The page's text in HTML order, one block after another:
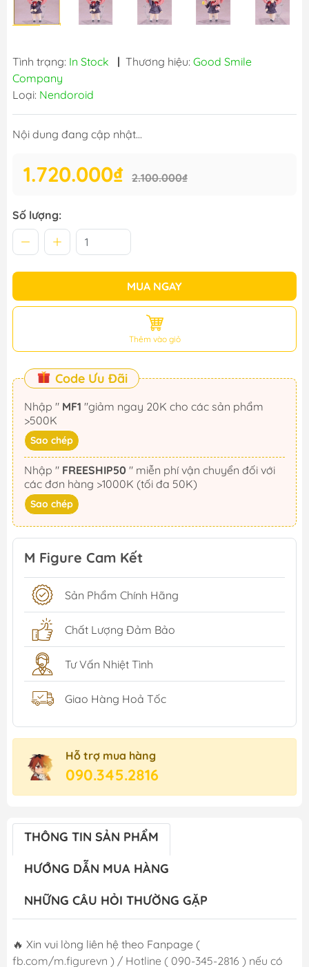
Tình trạng: In Stock | Thương hiệu: Good Smile
Company
Loại: Nendoroid
Nội dung đang cập nhật...
1.720.000₫ 2.100.000₫
Số lượng:
MUA NGAY
Thêm vào giỏ
Code Ưu Đãi
Nhập " MF1
>500K
Sao chép
Nhập " FREESHIP50
các đơn hàng >1000K (tối đa 50K)
Sao chép
M Figure Cam Kết
Sản Phẩm Chính Hãng
Chất Lượng Đảm Bảo
Tư Vấn Nhiệt Tình
Giao Hàng Hoả Tốc
Hỗ trợ mua hàng
090.345.2816
THÔNG TIN SẢN PHẨM
HƯỚNG DẪN MUA HÀNG
NHỮNG CÂU HỎI THƯỜNG GẶP
🔥 Xin vui lòng liên hệ theo Fanpage (
fb.com/m.figurevn ) / Hotline ( 090-345-2816 ) nếu có